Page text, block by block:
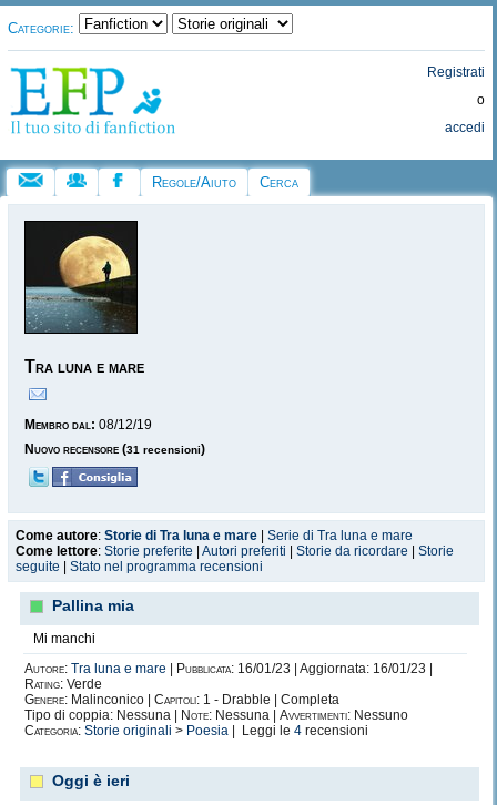
Categorie:
Registrati
o
accedi
Regole/Aiuto Cerca
Tra luna e mare
Membro dal: 08/12/19
Nuovo recensore (31 recensioni)
Come autore: Storie di Tra luna e mare
Serie di Tra luna e mare
Come lettore: Storie preferite Autori preferiti Storie da ricordare
Storie
seguite
Stato nel programma recensioni
Pallina mia
Mi manchi
Autore: Tra luna e mare Pubblicata: 16/01/23 | Aggiornata: 16/01/23 |
Rating: Verde
Genere: Malinconico | Capitoli: 1 - Drabble | Completa
Tipo di coppia: Nessuna |
Note: Nessuna | Avvertimenti: Nessuno
Categoria: Storie originali > Poesia | Leggi le 4 recensioni
Oggi è ieri